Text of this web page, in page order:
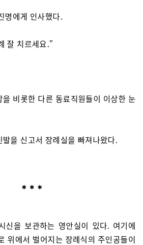
명에게 인사했다.
잘 치르세요.”
비롯한 다른 동료직원들이 이상한 눈
을 신고서 장례실을 빠져나왔다.
신을 보관하는 영안실이 있다. 여기에
위에서 벌어지는 장례식의 주인공들이